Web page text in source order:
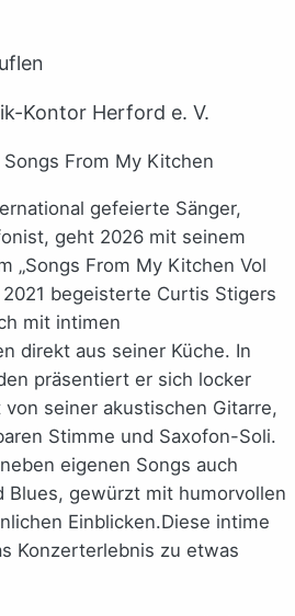
Kontor Herford e. V.
gefeierte Sänger,
geht 2026 mit seinem
„Songs From My Kitchen Vol
2021 begeisterte Curtis Stigers
mit intimen
direkt aus seiner Küche. In
präsentiert er sich locker
seiner akustischen Gitarre,
Stimme und Saxofon-Soli.
eigenen Songs auch
Blues, gewürzt mit humorvollen
Einblicken.Diese intime
Konzerterlebnis zu etwas